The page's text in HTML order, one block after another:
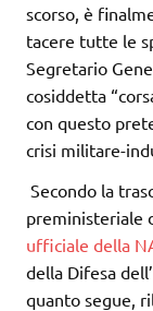
scorso, è
tacere tutte le
Segretario
cosiddetta
con questo
crisi militare-
Secondo la
preministeriale
ufficiale della
della Difesa
quanto segue,